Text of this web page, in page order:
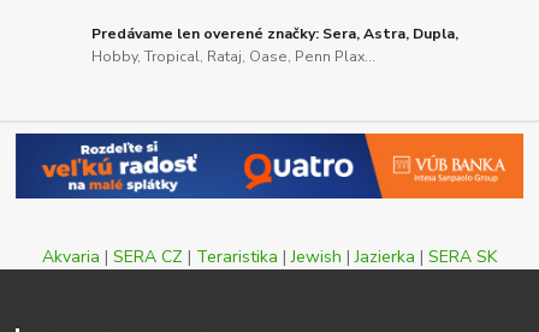
Predávame len overené značky: Sera, Astra, Dupla,
Hobby, Tropical, Rataj, Oase, Penn Plax...
Akvaria | SERA CZ | Teraristika |Jewish |Jazierka | SERA SK